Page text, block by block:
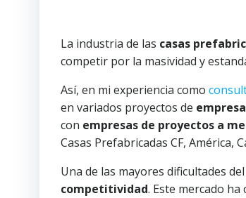
La industria de las casas
competir por la masividad y
Así, en mi experiencia como
en variados proyectos de
con empresas de proyectos a
Casas Prefabricadas CF, América,
Una de las mayores dificultades del
competitividad. Este mercado